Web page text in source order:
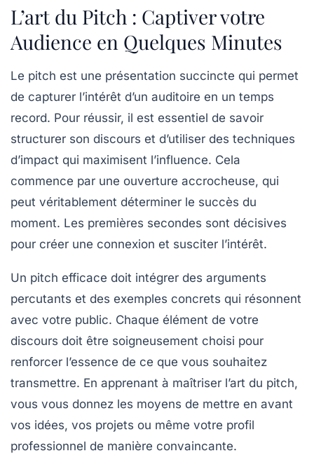
L’art du Pitch : Captiver votre
Audience en Quelques Minutes
Le pitch est une présentation succincte qui permet
de capturer l’intérêt d’un auditoire en un temps
record. Pour réussir, il est essentiel de savoir
structurer son discours et d’utiliser des techniques
d’impact qui maximisent l’influence. Cela
commence par une ouverture accrocheuse, qui
peut véritablement déterminer le succès du
moment. Les premières secondes sont décisives
pour créer une connexion et susciter l’intérêt.
Un pitch efficace doit intégrer des arguments
percutants et des exemples concrets qui résonnent
avec votre public. Chaque élément de votre
discours doit être soigneusement choisi pour
renforcer l’essence de ce que vous souhaitez
transmettre. En apprenant à maîtriser l’art du pitch,
vous vous donnez les moyens de mettre en avant
vos idées, vos projets ou même votre profil
professionnel de manière convaincante.